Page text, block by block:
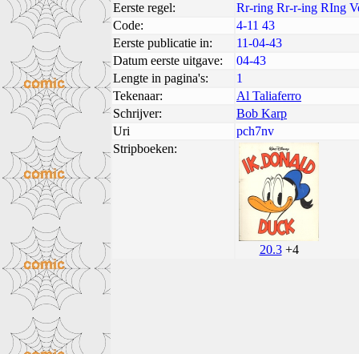
Eerste regel:
Rr-ring Rr-r-ing RIng
Code:
4-11 43
Eerste publicatie in:
11-04-43
Datum eerste uitgave:
04-43
Lengte in pagina's:
1
Tekenaar:
Al Taliaferro
Schrijver:
Bob Karp
Uri
pch7nv
Stripboeken:
20.3+4